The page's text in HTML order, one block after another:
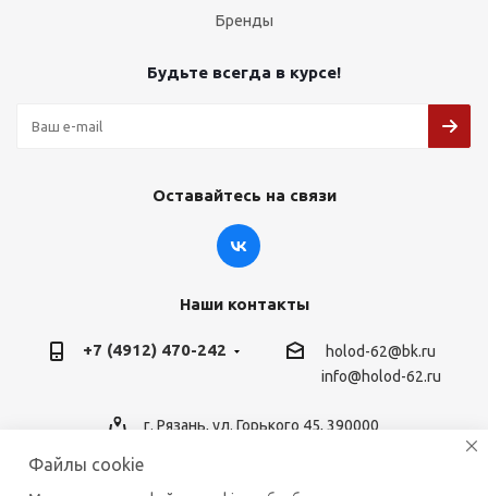
Бренды
Будьте всегда в курсе!
Оставайтесь на связи
Наши контакты
+7 (4912) 470-242
holod-62@bk.ru
info@holod-62.ru
г. Рязань, ул. Горького 45, 390000
Файлы cookie